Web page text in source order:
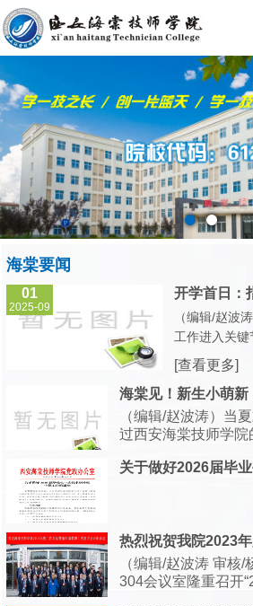
海棠要闻
01
2025-09
（编辑/赵波
工作进入关
场的热闹景象
风景，藏在老
藏在学长学
他们用“几千
[查看更多]
（编辑/赵波涛）当
过西安海棠技师学院
璃...
关于做好2026届毕
热烈祝贺我院2023
（编辑/赵波涛 审核
304会议室隆重召开